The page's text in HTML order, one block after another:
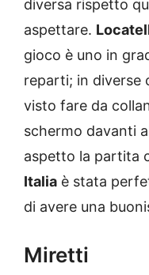
diversa rispetto
aspettare.
gioco è uno in
reparti; in diverse
visto fare da
schermo davanti
aspetto la partita
Italia è stata
di avere una
Miretti